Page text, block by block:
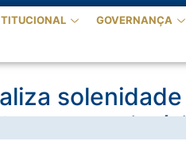
GOVERNANÇA
anos de